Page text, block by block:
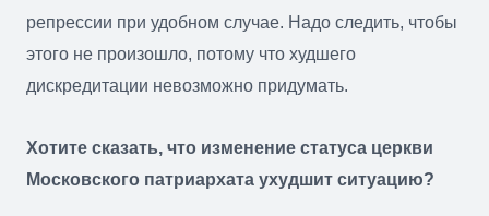
репрессии при удобном случае. Надо следить, чтобы
этого не произошло, потому что худшего
дискредитации невозможно придумать.
Хотите сказать, что изменение статуса церкви
Московского патриархата ухудшит ситуацию?